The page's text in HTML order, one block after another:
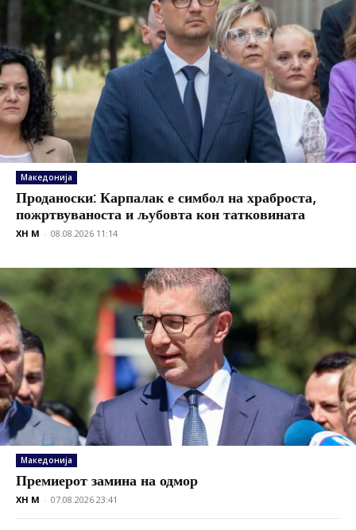
Македонија
Проданоски: Карпалак е симбол на храброста,
пожртвуваноста и љубовта кон татковината
XH M - 08.08.2026 11:14
Македонија
Премиерот замина на одмор
XH M - 07.08.2026 23:41